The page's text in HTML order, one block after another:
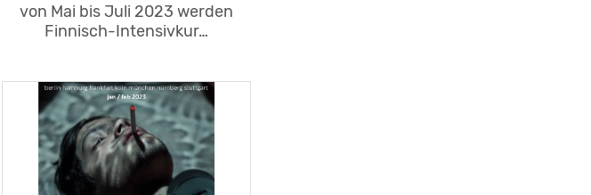
von Mai bis Juli 2023 werden
Finnisch-Intensivkur…